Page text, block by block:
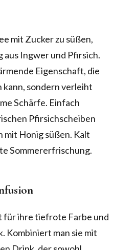
mit Zucker zu süßen,
aus Ingwer und Pfirsich.
Eigenschaft, die
sondern verleiht
Schärfe. Einfach
Pfirsichscheiben
mit Honig süßen. Kalt
Sommererfrischung.
für ihre tiefrote Farbe und
Kombiniert man sie mit